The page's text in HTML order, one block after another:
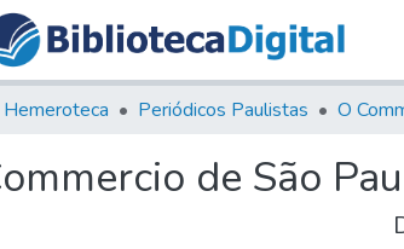
Hemeroteca Periódicos Paulistas O
de São